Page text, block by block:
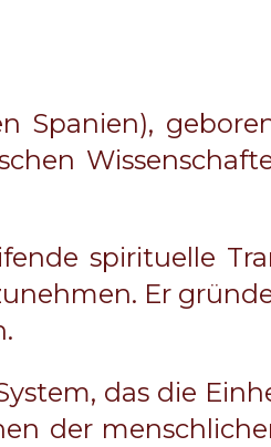
Spanien),
spirituelle
Er
das die
der